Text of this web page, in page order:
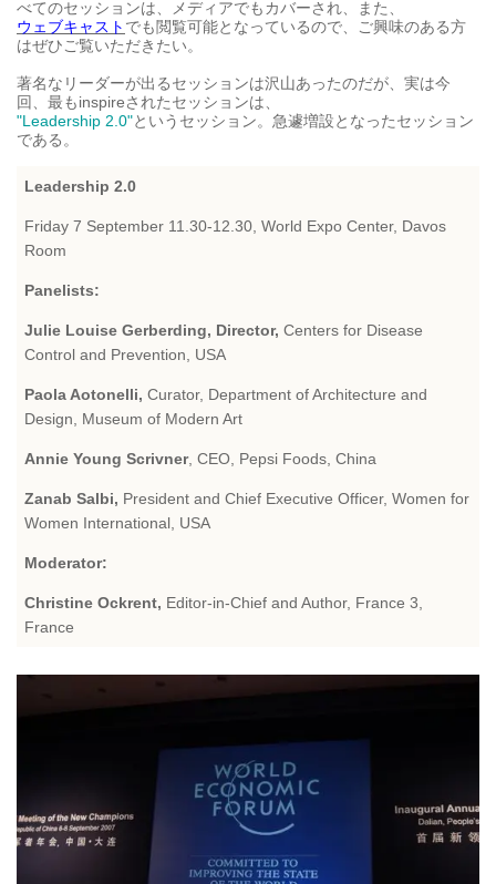
べてのセッションは、メディアでもカバーされ、また、
ウェブキャスト でも閲覧可能となっているので、ご興味のある方
はぜひご覧いただきたい。
著名なリーダーが出るセッションは沢山あったのだが、実は今
回、最もinspireされたセッションは、
"Leadership 2.0"というセッション。急遽増設となったセッション
である。
Leadership 2.0
Friday 7 September 11.30-12.30, World Expo Center, Davos
Room
Panelists:
Julie Louise Gerberding, Director, Centers for Disease
Control and Prevention, USA
Paola Aotonelli, Curator, Department of Architecture and
Design, Museum of Modern Art
Annie Young Scrivner, CEO, Pepsi Foods, China
Zanab Salbi, President and Chief Executive Officer, Women for
Women International, USA
Moderator:
Christine Ockrent, Editor-in-Chief and Author, France 3,
France